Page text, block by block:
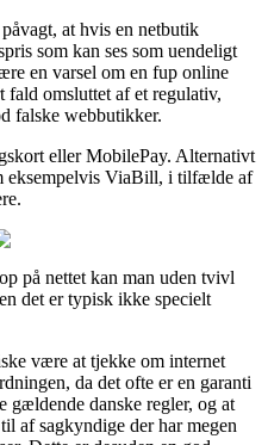
at hvis en netbutik
som kan ses som uendeligt
en varsel om en fup online
omsluttet af et regulativ,
falske webbutikker.
eller MobilePay. Alternativt
eksempelvis ViaBill, i tilfælde af
på nettet kan man uden tvivl
det er typisk ikke specielt
være at tjekke om internet
da det ofte er en garanti
gældende danske regler, og at
af sagkyndige der har megen